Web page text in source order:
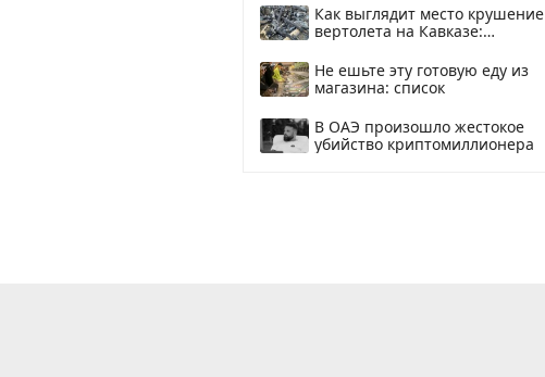
Как выглядит место крушение
вертолета на Кавказе:
Не ешьте эту готовую еду из
магазина: список
В ОАЭ произошло жестокое
убийство криптомиллионера